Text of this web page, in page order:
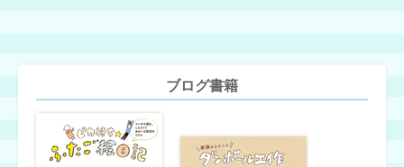
ブログ書籍